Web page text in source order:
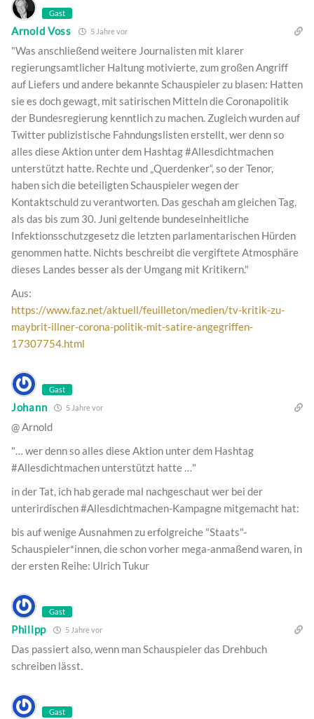
Gast
Arnold Voss 5 Jahre vor
"Was anschließend weitere Journalisten mit klarer
regierungsamtlicher Haltung motivierte, zum großen Angriff
auf Liefers und andere bekannte Schauspieler zu blasen: Hatten
sie es doch gewagt, mit satirischen Mitteln die Coronapolitik
der Bundesregierung kenntlich zu machen. Zugleich wurden auf
Twitter publizistische Fahndungslisten erstellt, wer denn so
alles diese Aktion unter dem Hashtag #Allesdichtmachen
unterstützt hatte. Rechte und „Querdenker“, so der Tenor,
haben sich die beteiligten Schauspieler wegen der
Kontaktschuld zu verantworten. Das geschah am gleichen Tag,
als das bis zum 30. Juni geltende bundeseinheitliche
Infektionsschutzgesetz die letzten parlamentarischen Hürden
genommen hatte. Nichts beschreibt die vergiftete Atmosphäre
dieses Landes besser als der Umgang mit Kritikern."
Aus:
https://www.faz.net/aktuell/feuilleton/medien/tv-kritik-zu-
maybrit-illner-corona-politik-mit-satire-angegriffen-
17307754.html
Gast
Johann 5 Jahre vor
@ Arnold
"… wer denn so alles diese Aktion unter dem Hashtag
#Allesdichtmachen unterstützt hatte …"
in der Tat, ich hab gerade mal nachgeschaut wer bei der
unterirdischen #Allesdichtmachen-Kampagne mitgemacht hat:
bis auf wenige Ausnahmen zu erfolgreiche "Staats"-
Schauspieler*innen, die schon vorher mega-anmaßend waren, in
der ersten Reihe: Ulrich Tukur
Gast
Philipp 5 Jahre vor
Das passiert also, wenn man Schauspieler das Drehbuch
schreiben lässt.
Gast